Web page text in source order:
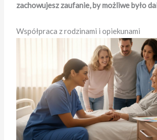
zachowujesz zaufanie, by możliwe było
Współpraca z rodzinami i opiekunami